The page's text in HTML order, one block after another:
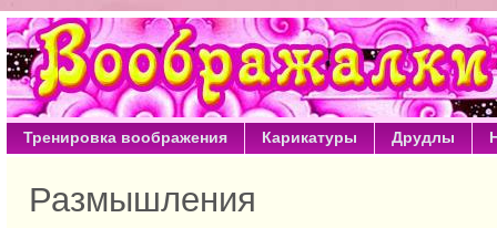
Тренировка воображения Карикатуры Друдлы
Размышления